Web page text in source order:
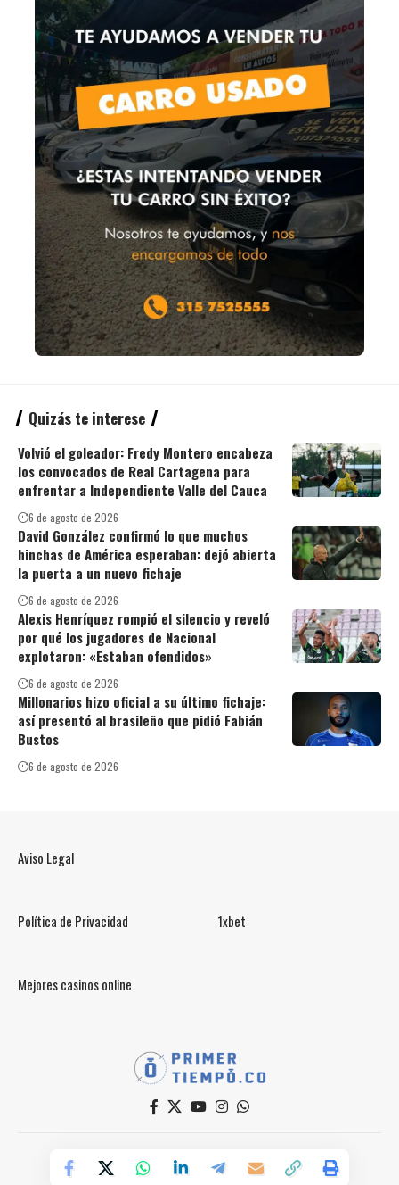
Quizás te interese
Volvió el goleador: Fredy Montero encabeza
los convocados de Real Cartagena para
enfrentar a Independiente Valle del Cauca
6 de agosto de 2026
David González confirmó lo que muchos
hinchas de América esperaban: dejó abierta
la puerta a un nuevo fichaje
6 de agosto de 2026
Alexis Henríquez rompió el silencio y reveló
por qué los jugadores de Nacional
explotaron: «Estaban ofendidos»
6 de agosto de 2026
Millonarios hizo oficial a su último fichaje:
así presentó al brasileño que pidió Fabián
Bustos
6 de agosto de 2026
Aviso Legal
Política de Privacidad 1xbet
Mejores casinos online
Powered by Primer Tiempo Deportes SAS